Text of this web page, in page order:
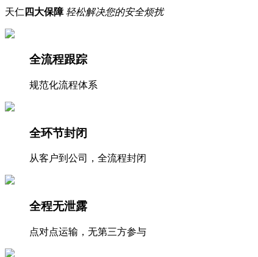
天仁 四大保障 轻松解决您的安全烦扰
全流程跟踪
规范化流程体系
全环节封闭
从客户到公司，全流程封闭
全程无泄露
点对点运输，无第三方参与